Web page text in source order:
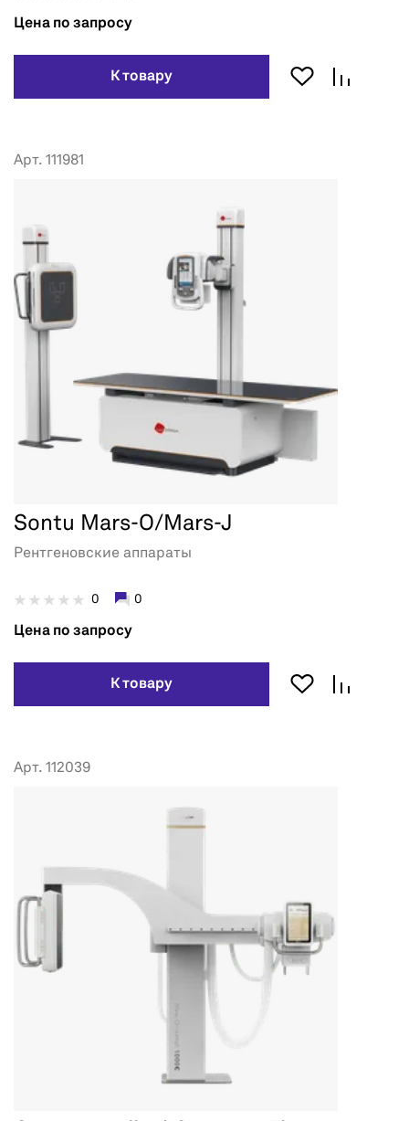
Цена по запросу
К товару
Арт. 111981
Sontu Mars-O/Mars-J
Рентгеновские аппараты
0 0
Цена по запросу
К товару
Арт. 112039